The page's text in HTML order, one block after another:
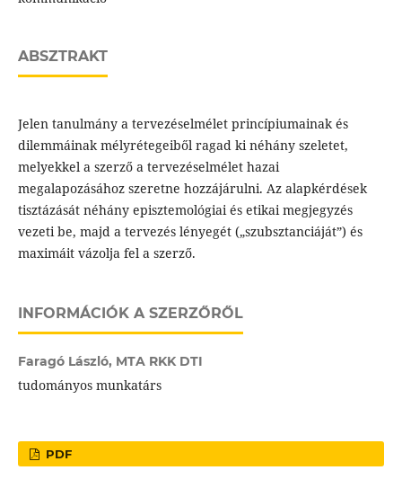
ABSZTRAKT
Jelen tanulmány a tervezéselmélet princípiumainak és
dilemmáinak mélyrétegeiből ragad ki néhány szeletet,
melyekkel a szerző a tervezéselmélet hazai
megalapozásához szeretne hozzájárulni. Az alapkérdések
tisztázását néhány episztemológiai és etikai megjegyzés
vezeti be, majd a tervezés lényegét („szubsztanciáját”) és
maximáit vázolja fel a szerző.
INFORMÁCIÓK A SZERZŐRŐL
Faragó László, MTA RKK DTI
tudományos munkatárs
PDF